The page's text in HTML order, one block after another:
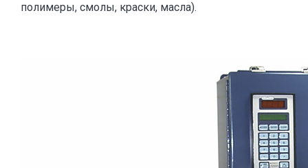
полимеры, смолы, краски, масла).